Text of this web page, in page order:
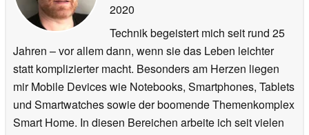
2020
Technik begeistert mich seit rund 25
Jahren – vor allem dann, wenn sie das Leben leichter
statt komplizierter macht. Besonders am Herzen liegen
mir Mobile Devices wie Notebooks, Smartphones, Tablets
und Smartwatches sowie der boomende Themenkomplex
Smart Home. In diesen Bereichen arbeite ich seit vielen